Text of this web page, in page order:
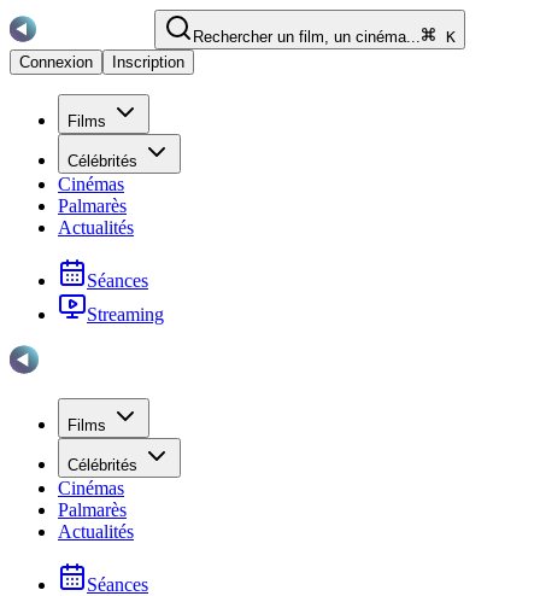
Rechercher un film, un cinéma...
K
Connexion
Inscription
Films
Célébrités
Cinémas
Palmarès
Actualités
Séances
Streaming
Films
Célébrités
Cinémas
Palmarès
Actualités
Séances